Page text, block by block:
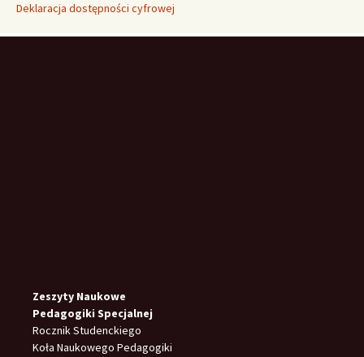
Deklaracja dostępności cyfrowej
Zeszyty Naukowe
Pedagogiki Specjalnej
Rocznik Studenckiego
Koła Naukowego Pedagogiki